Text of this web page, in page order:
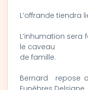
L’offrande tiendra
L’inhumation
le caveau
de famille.
Bernard repose